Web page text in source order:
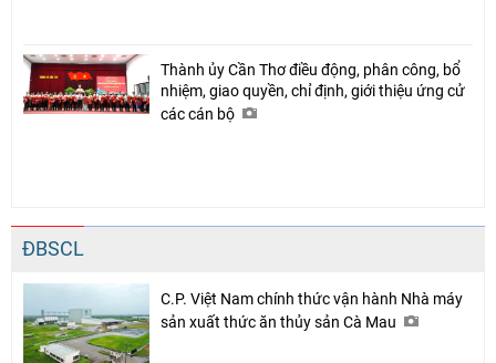
Thành ủy Cần Thơ điều động, phân công, bổ
nhiệm, giao quyền, chỉ định, giới thiệu ứng cử
các cán bộ
ĐBSCL
C.P. Việt Nam chính thức vận hành Nhà máy
sản xuất thức ăn thủy sản Cà Mau